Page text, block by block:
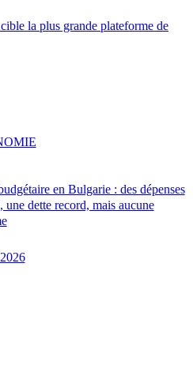
la plus grande plateforme de
en Bulgarie : des dépenses
une dette record, mais aucune